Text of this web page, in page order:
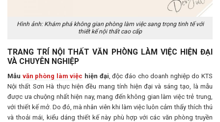
Hình ảnh: Khám phá không gian phòng làm việc sang trọng tinh tế với
thiết kế nội thất cao cấp
TRANG TRÍ NỘI THẤT VĂN PHÒNG LÀM VIỆC HIỆN ĐẠI
VÀ CHUYÊN NGHIỆP
Mẫu văn phòng làm việc hiện đại, độc đáo cho doanh nghiệp do KTS
Nội thất Sơn Hà thực hiện đều mang tính hiện đại và sáng tạo, là mẫu
được ưa chuộng nhất hiện nay, mang đến không gian làm việc trẻ trung,
với thiết kế mở. Do đó, mà nhân viên khi làm việc luôn cảm thấy thích thú
và thoải mái, kiểu dáng thiết kế này phù hợp với các văn phòng truyền